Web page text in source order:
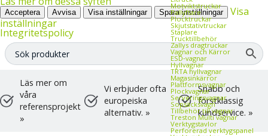
Acceptera Avvisa Visa inställningar Spara inställningar
Visa
inställningar
Integritetspolicy
Motviktstruckar
Pallyftare
Plocktruckar
Skjutstativtruckar
Staplare
Trucktillbehör
Zallys dragtruckar
Vagnar och Kärror
ESD‑vagnar
Hyllvagnar
TRTA hyllvagnar
Magasinkärror
Plattformsvagnar
Plockvagnar
Serveringsvagnar
Sopsäcksvagn
Tillbehör till vagnar
Treston Multi vagnar
Verktygstavlor
Perforerad verktygspanel
Läs mer om
våra
referensprojekt
»
Vi erbjuder ofta
europeiska
alternativ. »
Snabb och
förstklassig
kundservice. »